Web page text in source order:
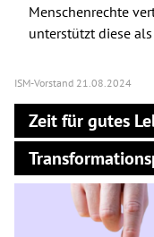
Menschenrechte
unterstützt diese
ISM-Vorstand 21.08.2024
Zeit für gutes